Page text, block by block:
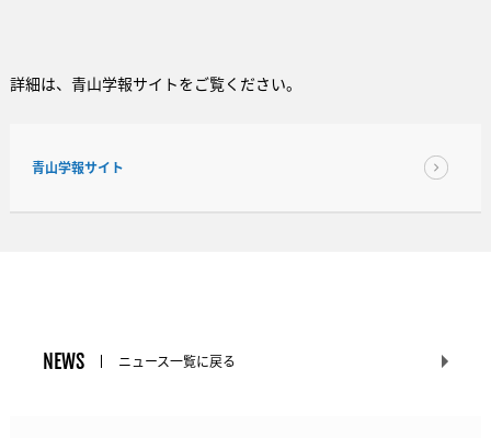
詳細は、青山学報サイトをご覧ください。
青山学報サイト
NEWS ニュース一覧に戻る